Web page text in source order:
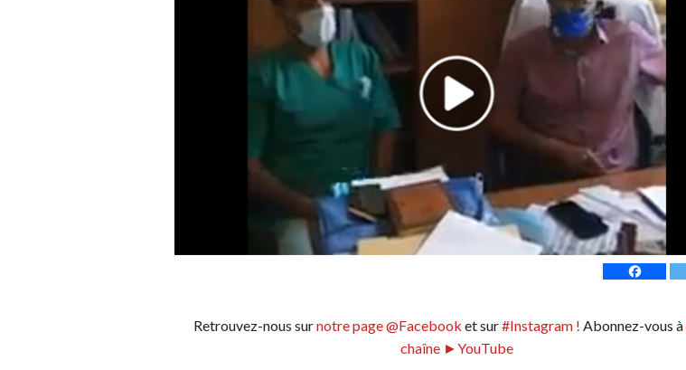
Retrouvez-nous surnotre page @Facebook et sur#Instagram ! Abonnez-vous à
chaîne ►YouTube